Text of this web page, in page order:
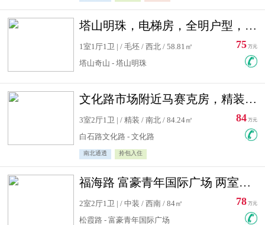
塔山明珠，电梯房，全明户型，视野好，毛坯房，看房有钥匙
1室1厅1卫 | / 毛坯 / 西北 / 58.81㎡
塔山奇山 - 塔山明珠
75 万元
文化路市场附近马赛克房，精装修三居室，南北通透，实用面积大
3室2厅1卫 | / 精装 / 南北 / 84.24㎡
白石路文化路 - 文化路
南北通透 拎包入住
84 万元
福海路 富豪青年国际广场 两室住宅急售
2室2厅1卫 | / 中装 / 西南 / 84㎡
松霞路 - 富豪青年国际广场
78 万元